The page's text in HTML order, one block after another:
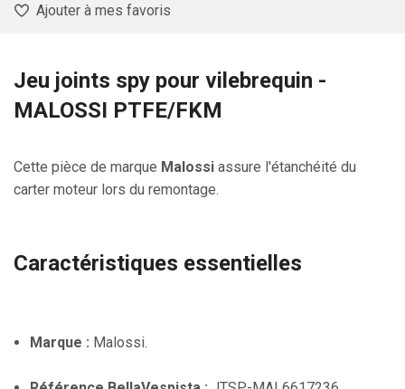
Ajouter à mes favoris
Jeu joints spy pour vilebrequin -
MALOSSI PTFE/FKM
Cette pièce de marque Malossi assure l'étanchéité du
carter moteur lors du remontage.
Caractéristiques essentielles
Marque : Malossi.